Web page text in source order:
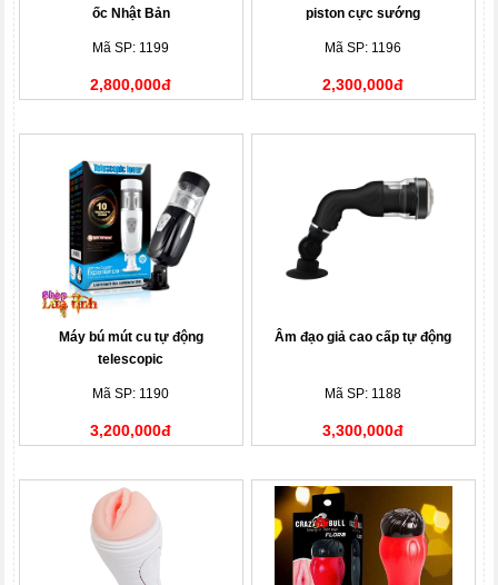
ốc Nhật Bản
Mã SP: 1199
2,800,000đ
piston cực sướng
Mã SP: 1196
2,300,000đ
Máy bú mút cu tự động
telescopic
Mã SP: 1190
3,200,000đ
Âm đạo giả cao cấp tự động
Mã SP: 1188
3,300,000đ